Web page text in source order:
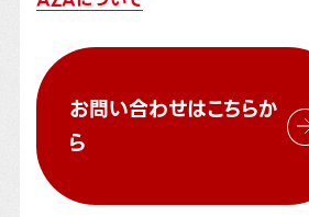
お問い合わせはこちらか
ら